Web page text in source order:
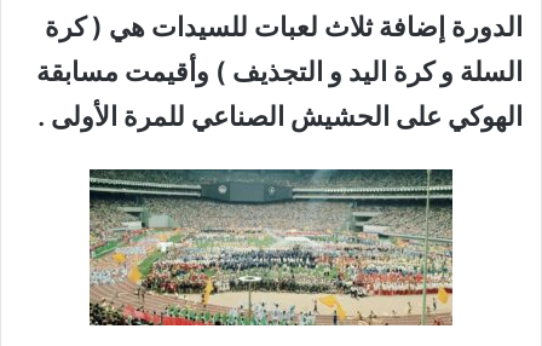
الدورة إضافة ثلاث لعبات للسيدات هي ( كرة
السلة و كرة اليد و التجذيف ) وأقيمت مسابقة
الهوكي على الحشيش الصناعي للمرة الأولى .